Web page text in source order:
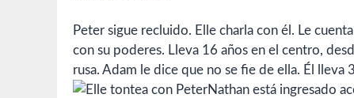
Peter sigue recluido. Elle charla con él. Le
con su poderes. Lleva 16 años en el centro,
rusa. Adam le dice que no se fie de ella. Él
Nathan está ingresado